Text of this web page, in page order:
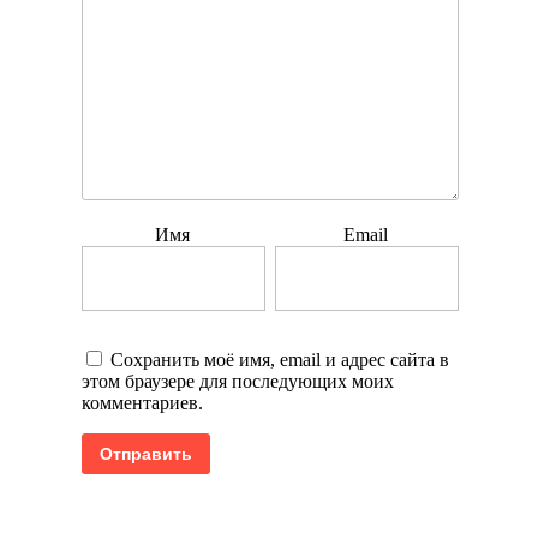
Имя Email
Сохранить моё имя, email и адрес сайта в
этом браузере для последующих моих
комментариев.